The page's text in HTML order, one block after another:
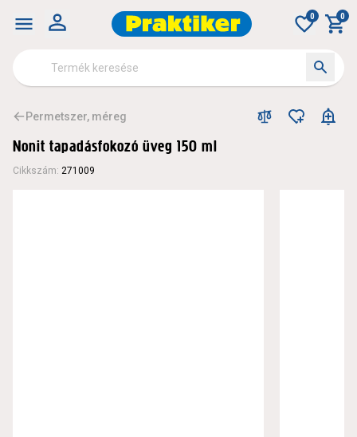
0 0
Permetszer, méreg
Nonit tapadásfokozó üveg 150 ml
Cikkszám: 271009